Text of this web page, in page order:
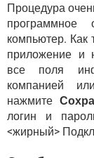
Процедура
программное
компьютер. Как
приложение и
все поля
компанией
нажмите
логин и
<жирный>